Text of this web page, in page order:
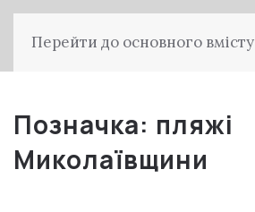
Перейти до основного вмісту
Позначка: пляжі
Миколаївщини